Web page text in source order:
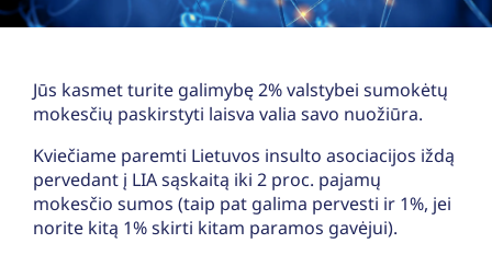
Jūs kasmet turite galimybę 2% valstybei sumokėtų
mokesčių paskirstyti laisva valia savo nuožiūra.
Kviečiame paremti Lietuvos insulto asociacijos iždą
pervedant į LIA sąskaitą iki 2 proc. pajamų
mokesčio sumos (taip pat galima pervesti ir 1%, jei
norite kitą 1% skirti kitam paramos gavėjui).